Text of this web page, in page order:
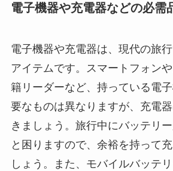
電子機器や充電器などの必需
電子機器や充電器は、現代の旅
アイテムです。スマートフォン
籍リーダーなど、持っている電
要なものは異なりますが、充電
きましょう。旅行中にバッテリ
と困りますので、余裕を持って
しょう。また、モバイルバッテ